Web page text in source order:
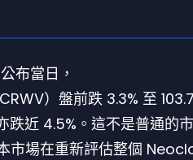
布當日，
）盤前跌 3.3% 至
跌近 4.5%。這不是普通的
市場在重新評估整個